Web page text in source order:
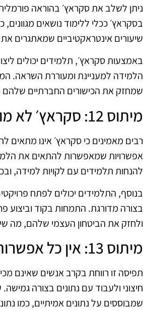
ניתן לשלב את סקראץ׳ בהוראה
בסקראץ׳ ככלי ללימוד נושאים
שיעורים אינטראקטיביים שמאתגרים
באמצעות סקראץ׳, תלמידים יכולים
הלמידה למעניינת ומעוררת השראה.
שמחזק את הכישורים החברתיים שלהם
מיתוס 12: סקראץ׳ לא מותאם לתלמידים עם צרכים מיוחדים
רבים מאמינים כי סקראץ׳ אינו מתאים
אפשרויות שמאפשרות להתאים את
להנחות תלמידים עם לקויות למידה,
בנוסף, התלמידים יכולים לפתח
בצורה מדורגת. התמחות בקוד וביצוע
ולחזק את הביטחון העצמי שלהם, מה
מיתוס 13: אין כל אפשרות להזין מידע חיצוני בסקראץ׳
תפיסה זו רווחת בקרב אנשים שאינם
חיצוני ולעבוד עם נתונים בצורה
שמבוססים על נתונים אמיתיים, כמו